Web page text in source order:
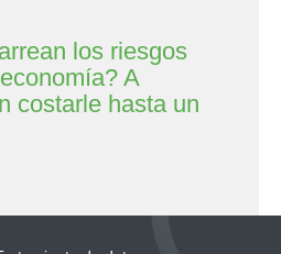
los riesgos
A
costarle hasta un